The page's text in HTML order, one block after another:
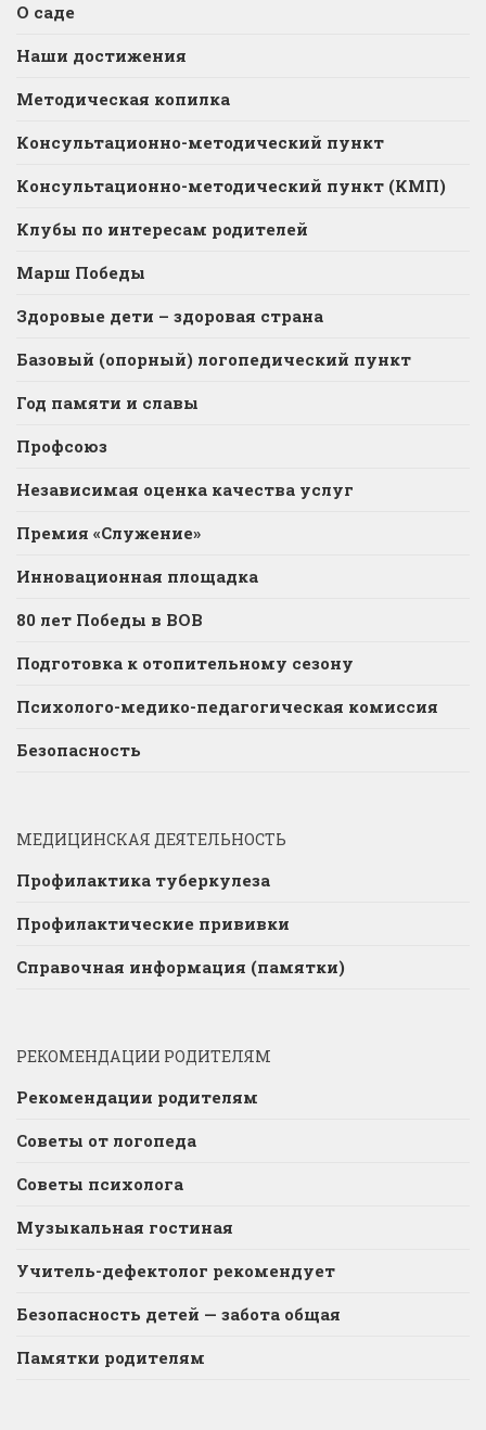
О саде
Наши достижения
Методическая копилка
Консультационно-методический пункт
Консультационно-методический пункт (КМП)
Клубы по интересам родителей
Марш Победы
Здоровые дети – здоровая страна
Базовый (опорный) логопедический пункт
Год памяти и славы
Профсоюз
Независимая оценка качества услуг
Премия «Служение»
Инновационная площадка
80 лет Победы в ВОВ
Подготовка к отопительному сезону
Психолого-медико-педагогическая комиссия
Безопасность
МЕДИЦИНСКАЯ ДЕЯТЕЛЬНОСТЬ
Профилактика туберкулеза
Профилактические прививки
Справочная информация (памятки)
РЕКОМЕНДАЦИИ РОДИТЕЛЯМ
Рекомендации родителям
Советы от логопеда
Советы психолога
Музыкальная гостиная
Учитель-дефектолог рекомендует
Безопасность детей — забота общая
Памятки родителям